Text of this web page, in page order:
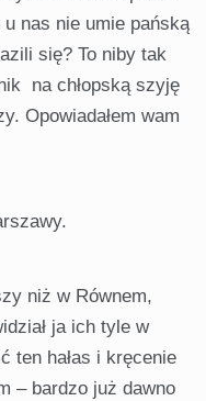
nas nie umie pańską
się? To niby tak
na chłopską szyję
Opowiadałem wam
niż w Równem,
ja ich tyle w
ten hałas i kręcenie
– bardzo już dawno